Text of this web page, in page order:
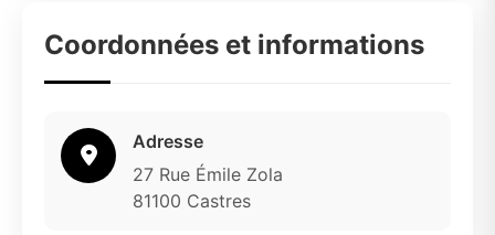
Coordonnées et informations
Adresse
27 Rue Émile Zola
81100 Castres